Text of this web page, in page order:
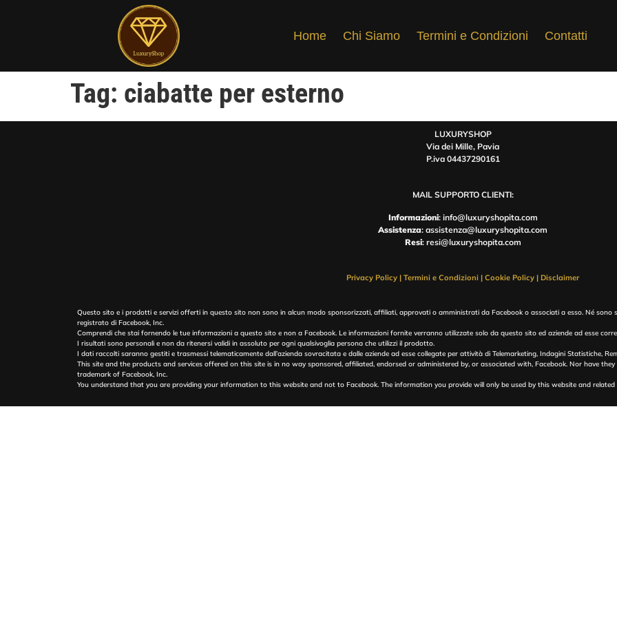
Home Chi Siamo Termini e Condizioni Contatti
Tag: ciabatte per esterno
LUXURYSHOP
Via dei Mille, Pavia
P.iva 04437290161
MAIL SUPPORTO CLIENTI:
Informazioni: info@luxuryshopita.com
Assistenza: assistenza@luxuryshopita.com
Resi: resi@luxuryshopita.com
Privacy Policy | Termini e Condizioni | Cookie Policy | Disclaimer
Questo sito e i prodotti e servizi offerti in questo sito non sono in alcun modo sponsorizzati, affiliati, approvati o amministrati da Facebook o associati a esso. Né
registrato di Facebook, Inc.
Comprendi che stai fornendo le tue informazioni a questo sito e non a Facebook. Le informazioni fornite verranno utilizzate solo da questo sito ed aziende ad esse
I risultati sono personali e non da ritenersi validi in assoluto per ogni qualsivoglia persona che utilizzi il prodotto.
I dati raccolti saranno gestiti e trasmessi telematicamente dall’azienda sovracitata e dalle aziende ad esse collegate per attività di Telemarketing, Indagini Statistiche,
This site and the products and services offered on this site is in no way sponsored, affiliated, endorsed or administered by, or associated with, Facebook. Nor have
trademark of Facebook, Inc.
You understand that you are providing your information to this website and not to Facebook. The information you provide will only be used by this website and